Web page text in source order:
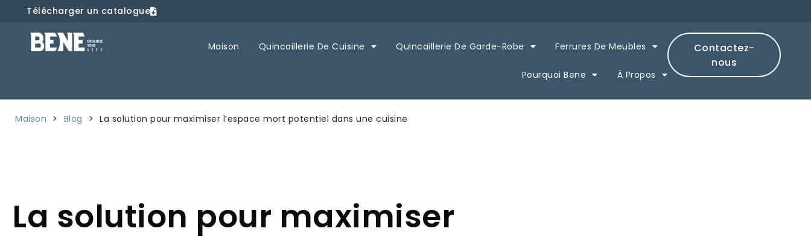
Télécharger un catalogue
Maison Quincaillerie De Cuisine Quincaillerie De Garde-Robe Ferrures De Meubles
Pourquoi Bene À Propos
Contactez-
nous
Maison > Blog > La solution pour maximiser l’espace mort potentiel dans une cuisine
La solution pour maximiser